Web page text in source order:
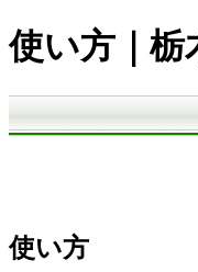
使い方｜栃
使い方